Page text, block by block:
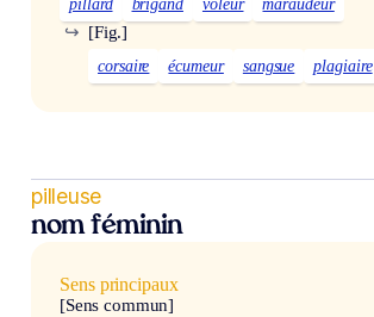
pillard brigand voleur maraudeur
[Fig.]
↪
corsaire écumeur sangsue plagiaire
pilleuse
nom féminin
Sens principaux
[Sens commun]